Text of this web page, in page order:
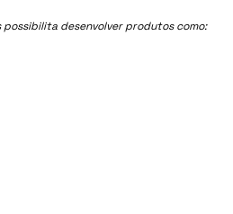
desenvolver produtos como: